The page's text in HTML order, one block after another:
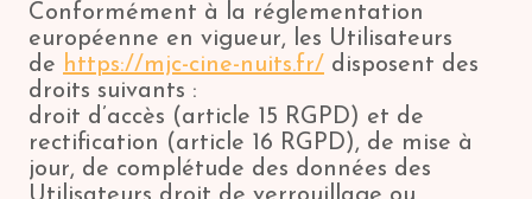
Conformément à la réglementation
européenne en vigueur, les Utilisateurs
de https://mjc-cine-nuits.fr/ disposent des
droits suivants :
droit d’accès (article 15 RGPD) et de
rectification (article 16 RGPD), de mise à
jour, de complétude des données des